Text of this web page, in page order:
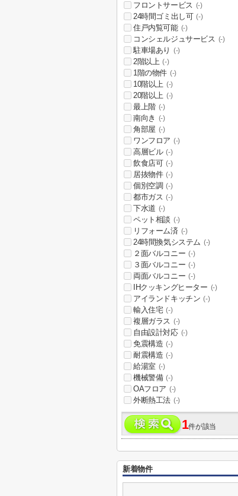
フロントサービス (-)
24時間ゴミ出し可 (-)
住戸内覧可能 (-)
コンシェルジュサービス (-)
駐車場あり (-)
2階以上 (-)
1階の物件 (-)
10階以上 (-)
20階以上 (-)
最上階 (-)
南向き (-)
角部屋 (-)
ワンフロア (-)
高層ビル (-)
飲食店可 (-)
居抜物件 (-)
個別空調 (-)
都市ガス (-)
下水道 (-)
ペット相談 (-)
リフォーム済 (-)
24時間換気システム (-)
２面バルコニー (-)
３面バルコニー (-)
両面バルコニー (-)
IHクッキングヒーター (-)
アイランドキッチン (-)
輸入住宅 (-)
複層ガラス (-)
自由設計対応 (-)
免震構造 (-)
耐震構造 (-)
給湯室 (-)
機械警備 (-)
OAフロア (-)
外断熱工法 (-)
1件が該当
新着物件